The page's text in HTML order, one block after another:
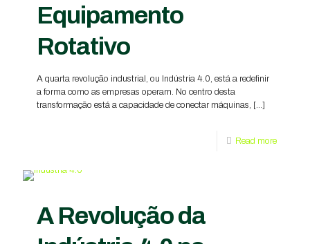
Equipamento
Rotativo
A quarta revolução industrial, ou Indústria 4.0, está a redefinir
a forma como as empresas operam. No centro desta
transformação está a capacidade de conectar máquinas, […]
Read more
A Revolução da